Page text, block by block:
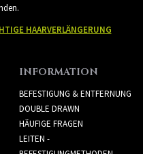
HAARVERLÄNGERUNG
INFORMATION
BEFESTIGUNG & ENTFERNUNG
DOUBLE DRAWN
HÄUFIGE FRAGEN
LEITEN -